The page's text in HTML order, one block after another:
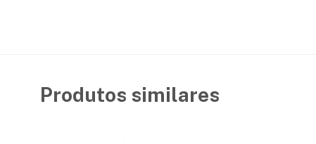
Produtos similares